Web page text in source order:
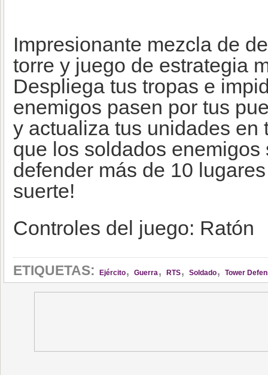
Impresionante mezcla de
torre y juego de estrategia
Despliega tus tropas e
enemigos pasen por tus
y actualiza tus unidades en
que los soldados enemigos
defender más de 10
suerte!
Controles del juego: Ratón
ETIQUETAS: Ejército, Guerra, RTS, Soldado, Tower